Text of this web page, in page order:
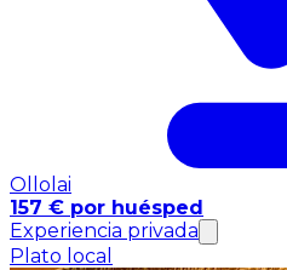
Ollolai
157 € por huésped
Experiencia privada
Plato local